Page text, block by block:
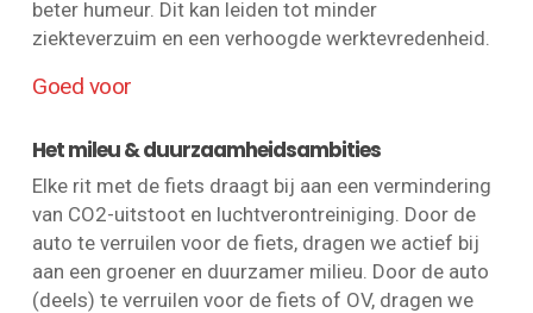
beter humeur. Dit kan leiden tot minder
ziekteverzuim en een verhoogde werktevredenheid.
Goed voor
Het mileu & duurzaamheidsambities
Elke rit met de fiets draagt bij aan een vermindering
van CO2-uitstoot en luchtverontreiniging. Door de
auto te verruilen voor de fiets, dragen we actief bij
aan een groener en duurzamer milieu. Door de auto
(deels) te verruilen voor de fiets of OV, dragen we